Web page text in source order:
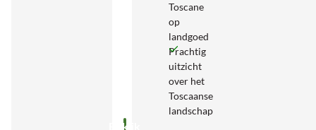
Toscane
op
landgoed
Prachtig
uitzicht
over het
Toscaanse
landschap
Bekijk